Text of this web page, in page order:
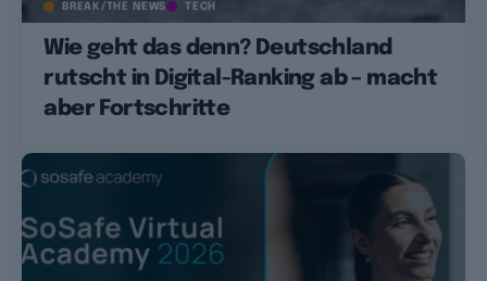
BREAK/THE NEWS TECH
Wie geht das denn? Deutschland
rutscht in Digital-Ranking ab – macht
aber Fortschritte